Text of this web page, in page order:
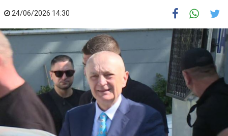
24/06/2026 14:30